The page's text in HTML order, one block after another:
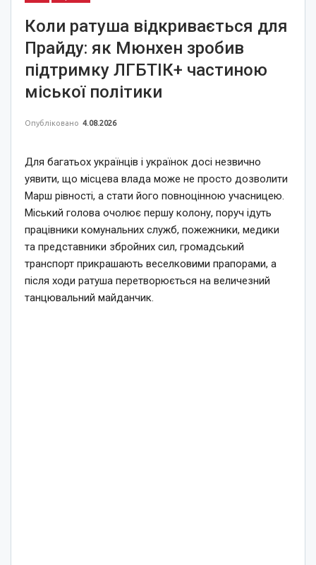
Коли ратуша відкривається для
Прайду: як Мюнхен зробив
підтримку ЛГБТІК+ частиною
міської політики
Опубліковано 4.08.2026
Для багатьох українців і українок досі незвично
уявити, що місцева влада може не просто дозволити
Марш рівності, а стати його повноцінною учасницею.
Міський голова очолює першу колону, поруч ідуть
працівники комунальних служб, пожежники, медики
та представники збройних сил, громадський
транспорт прикрашають веселковими прапорами, а
після ходи ратуша перетворюється на величезний
танцювальний майданчик.